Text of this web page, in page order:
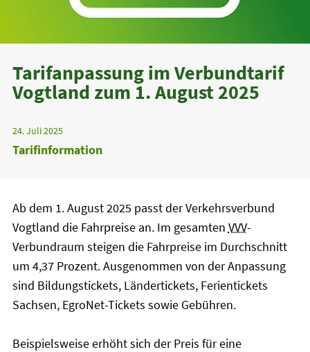
Tarifanpassung im Verbundtarif
Vogtland zum 1. August 2025
24. Juli 2025
Tarifinformation
Ab dem 1. August 2025 passt der Verkehrsverbund
Vogtland die Fahrpreise an. Im gesamten VVV-
Verbundraum steigen die Fahrpreise im Durchschnitt
um 4,37 Prozent. Ausgenommen von der Anpassung
sind Bildungstickets, Ländertickets, Ferientickets
Sachsen, EgroNet-Tickets sowie Gebühren.
Beispielsweise erhöht sich der Preis für eine